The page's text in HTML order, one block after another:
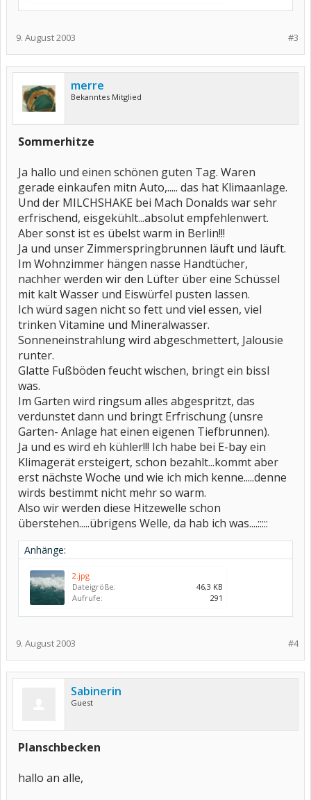
#3
9. August 2003
merre
Bekanntes Mitglied
Sommerhitze
Ja hallo und einen schönen guten Tag. Waren
gerade einkaufen mitn Auto,..... das hat Klimaanlage.
Und der MILCHSHAKE bei Mach Donalds war sehr
erfrischend, eisgekühlt...absolut empfehlenwert.
Aber sonst ist es übelst warm in Berlin!!!
Ja und unser Zimmerspringbrunnen läuft und läuft.
Im Wohnzimmer hängen nasse Handtücher,
nachher werden wir den Lüfter über eine Schüssel
mit kalt Wasser und Eiswürfel pusten lassen.
Ich würd sagen nicht so fett und viel essen, viel
trinken Vitamine und Mineralwasser.
Sonneneinstrahlung wird abgeschmettert, Jalousie
runter.
Glatte Fußböden feucht wischen, bringt ein bissl
was.
Im Garten wird ringsum alles abgespritzt, das
verdunstet dann und bringt Erfrischung (unsre
Garten- Anlage hat einen eigenen Tiefbrunnen).
Ja und es wird eh kühler!!! Ich habe bei E-bay ein
Klimagerät ersteigert, schon bezahlt...kommt aber
erst nächste Woche und wie ich mich kenne.....denne
wirds bestimmt nicht mehr so warm.
Also wir werden diese Hitzewelle schon
überstehen.....übrigens Welle, da hab ich was....:::::
Anhänge:
2.jpg
Dateigröße:
46,3 KB
Aufrufe:
291
#4
9. August 2003
Sabinerin
Guest
Planschbecken
hallo an alle,